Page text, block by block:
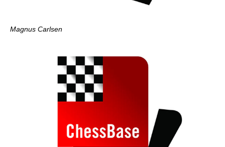
Magnus Carlsen